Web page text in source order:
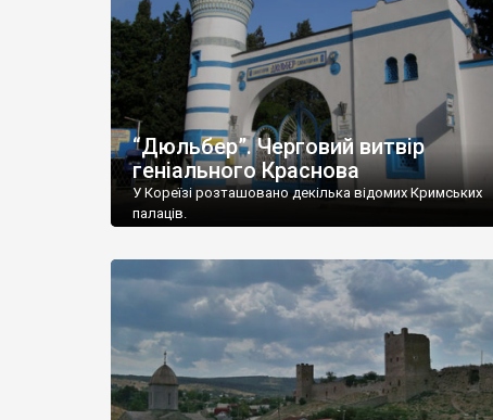
“Дюльбер”. Черговий витвір
геніального Краснова
У Кореїзі розташовано декілька відомих Кримських
палаців.